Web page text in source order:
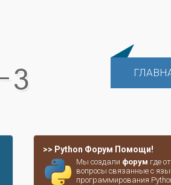
>> Python Форум Помощи!
Мы создали форум где
вопросы связанные с
программирования